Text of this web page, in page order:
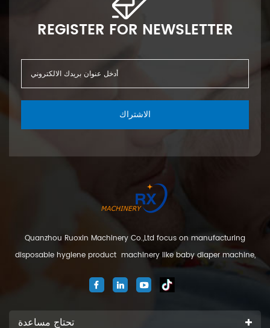
REGISTER FOR NEWSLETTER
الاشتراك
Quanzhou Ruoxin Machinery Co.,Ltd focus on manufacturing
disposable hygiene product machinery like baby diaper machine,
machine. We are located in Jinjiang city, Fujian Province, China. And
تحتاج مساعدة